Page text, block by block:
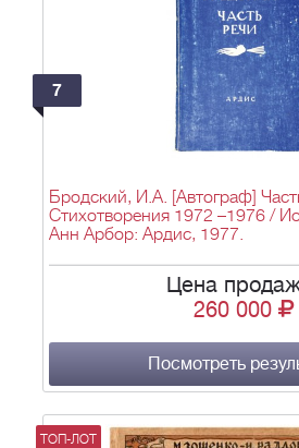
7
Бродский, И.А. [Автограф]
Стихотворения 1972 –1976 /
Анн Арбор: Ардис, 1977.
Цена
260 000
Посмотреть
ТОП-ЛОТ